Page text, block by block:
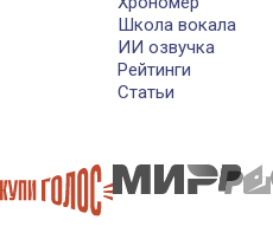
Школа вокала
ИИ озвучка
Рейтинги
Статьи